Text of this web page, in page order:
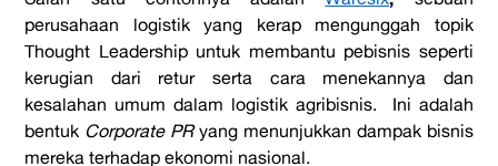
perusahaan logistik yang kerap mengunggah topik
Thought Leadership untuk membantu pebisnis seperti
kerugian dari retur serta cara menekannya dan
kesalahan umum dalam logistik agribisnis. Ini adalah
bentuk Corporate PRyang menunjukkan dampak bisnis
mereka terhadap ekonomi nasional.